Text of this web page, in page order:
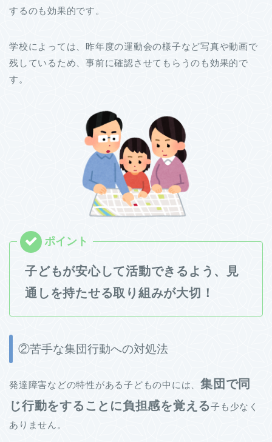
するのも効果的です。
学校によっては、昨年度の運動会の様子など写真や動画で
残しているため、事前に確認させてもらうのも効果的で
す。
子どもが安心して活動できるよう、見
通しを持たせる取り組みが大切！
②苦手な集団行動への対処法
発達障害などの特性がある子どもの中には、集団で同
じ行動をすることに負担感を覚える子も少なく
ありません。